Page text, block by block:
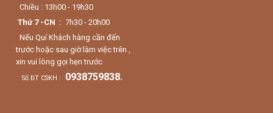
Chiều : 13h00 - 19h30
Thứ 7 -CN : 7h30 - 20h00
Nếu Quí Khách hàng cần đến
trước hoặc sau giờ làm việc trên ,
xin vui lòng gọi hẹn trước
Số ĐT CSKH : 0938759838.